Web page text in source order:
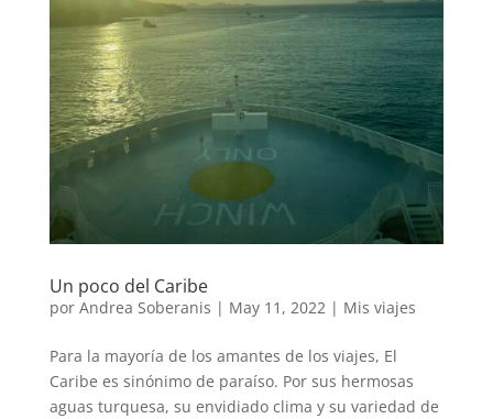
Un poco del Caribe
por Andrea Soberanis | May 11, 2022| Mis viajes
Para la mayoría de los amantes de los viajes, El
Caribe es sinónimo de paraíso. Por sus hermosas
aguas turquesa, su envidiado clima y su variedad de